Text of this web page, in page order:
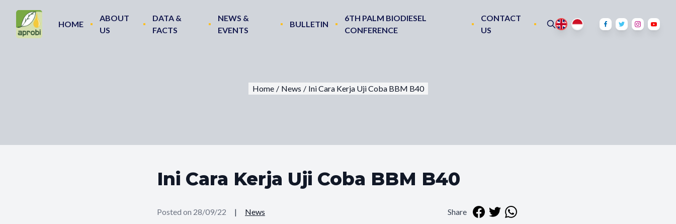
HOME
ABOUT
US
DATA &
FACTS
NEWS &
EVENTS
BULLETIN
6TH PALM BIODIESEL
CONFERENCE
CONTACT
US
Home / News / Ini Cara Kerja Uji Coba BBM B40
Ini Cara Kerja Uji Coba BBM B40
Posted on 28/09/22 | News Share